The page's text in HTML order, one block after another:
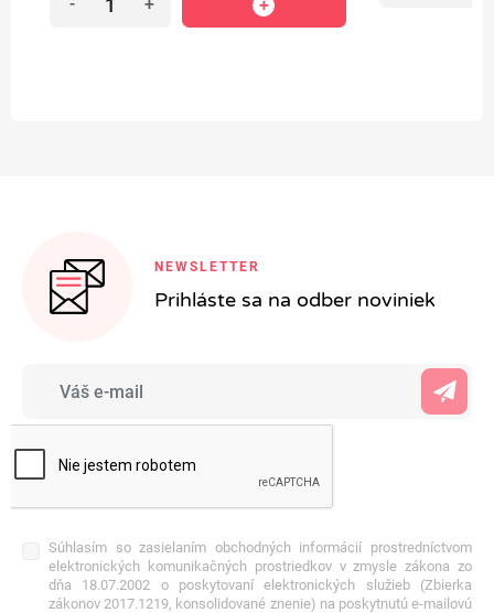
- +
NEWSLETTER
Prihláste sa na odber noviniek
Súhlasím so zasielaním obchodných informácií prostredníctvom
elektronických komunikačných prostriedkov v zmysle zákona zo
dňa 18.07.2002 o poskytovaní elektronických služieb (Zbierka
zákonov 2017.1219, konsolidované znenie) na poskytnutú e-mailovú